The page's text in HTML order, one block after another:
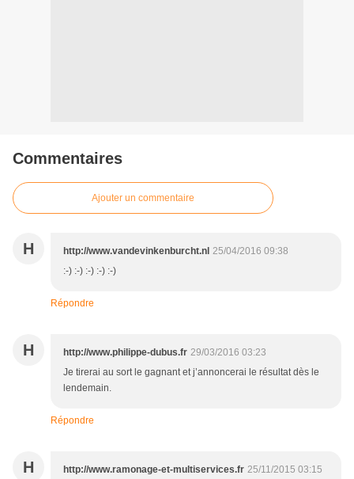
Commentaires
Ajouter un commentaire
H http://www.vandevinkenburcht.nl 25/04/2016 09:38
:-) :-) :-) :-) :-)
Répondre
H http://www.philippe-dubus.fr 29/03/2016 03:23
Je tirerai au sort le gagnant et j’annoncerai le résultat dès le
lendemain.
Répondre
H http://www.ramonage-et-multiservices.fr 25/11/2015 03:15